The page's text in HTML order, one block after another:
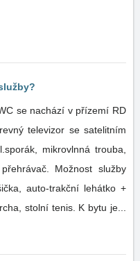
se nachází v přízemí RD
televizor se satelitním
mikrovlnná trouba,
Možnost služby
auto-trakční lehátko +
stolní tenis. K bytu je...